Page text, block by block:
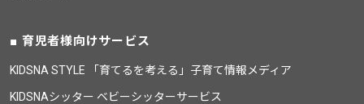
育児者様向けサービス
KIDSNA STYLE 「育てるを考える」子育て情報メディア
KIDSNAシッター ベビーシッターサービス